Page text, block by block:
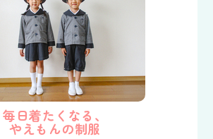
毎日着たくなる、
やえもんの制服